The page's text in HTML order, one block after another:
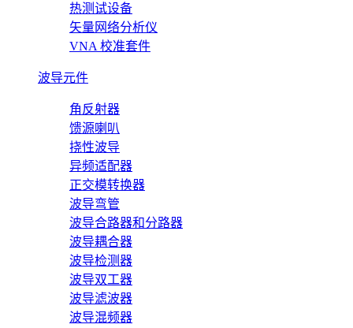
热测试设备
矢量网络分析仪
VNA 校准套件
波导元件
角反射器
馈源喇叭
挠性波导
异频适配器
正交模转换器
波导弯管
波导合路器和分路器
波导耦合器
波导检测器
波导双工器
波导滤波器
波导混频器